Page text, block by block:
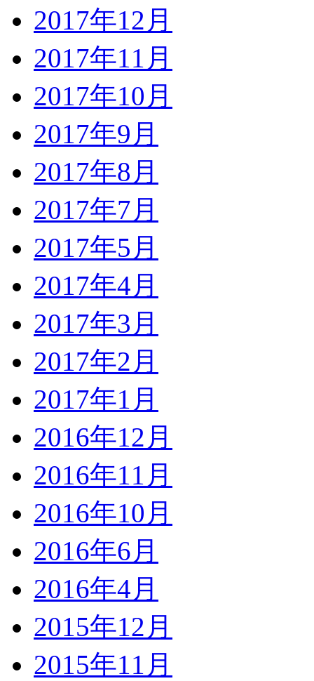
2017年12月
2017年11月
2017年10月
2017年9月
2017年8月
2017年7月
2017年5月
2017年4月
2017年3月
2017年2月
2017年1月
2016年12月
2016年11月
2016年10月
2016年6月
2016年4月
2015年12月
2015年11月